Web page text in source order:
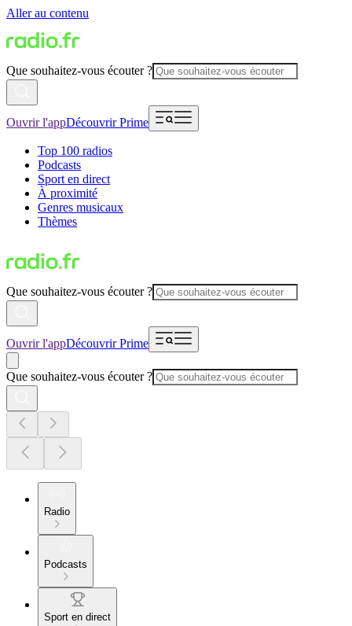
Aller au contenu
Que souhaitez-vous écouter ?
Ouvrir l'appDécouvrir Prime
Top 100 radios
Podcasts
Sport en direct
À proximité
Genres musicaux
Thèmes
Que souhaitez-vous écouter ?
Ouvrir l'appDécouvrir Prime
Que souhaitez-vous écouter ?
Radio
Podcasts
Sport en direct